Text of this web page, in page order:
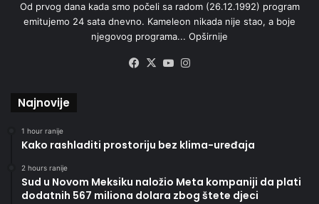
Od prvog dana kada smo počeli sa radom (26.12.1992) program
emitujemo 24 sata dnevno. Kameleon nikada nije stao, a boje
njegovog programa... Opširnije
Facebook
X YouTube
Najnovije
1 hour ranije
Kako rashladiti prostoriju bez klima-uređaja
2 hours ranije
Sud u Novom Meksiku naložio Meta kompaniji da plati
dodatnih 567 miliona dolara zbog štete djeci